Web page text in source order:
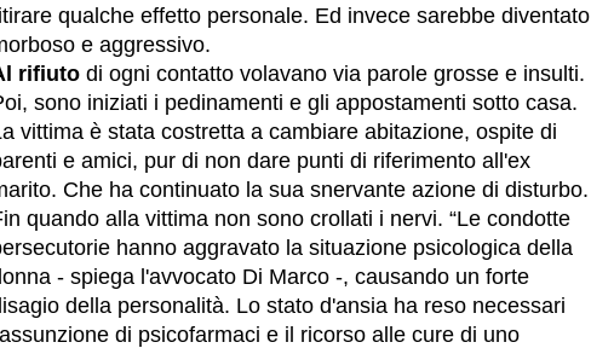
qualche effetto personale. Ed invece sarebbe diventato
e aggressivo.
rifiuto di ogni contatto volavano via parole grosse e insulti.
sono iniziati i pedinamenti e gli appostamenti sotto casa.
vittima è stata costretta a cambiare abitazione, ospite di
e amici, pur di non dare punti di riferimento all'ex
Che ha continuato la sua snervante azione di disturbo.
quando alla vittima non sono crollati i nervi. “Le condotte
hanno aggravato la situazione psicologica della
- spiega l'avvocato Di Marco -, causando un forte
della personalità. Lo stato d'ansia ha reso necessari
di psicofarmaci e il ricorso alle cure di uno